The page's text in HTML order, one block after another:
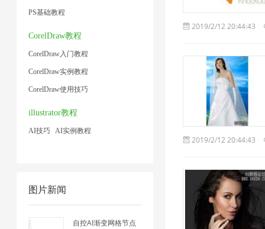
PS基础教程
CorelDraw教程
CorelDraw入门教程
CorelDraw实例教程
CorelDraw使用技巧
illustrator教程
AI技巧 AI实例教程
图片新闻
自控AI渐变网格节点
2019/2/12 20:44:43
2019/2/12 20:44:43